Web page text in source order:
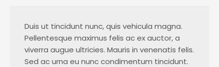
Duis ut tincidunt nunc, quis vehicula magna.
Pellentesque maximus felis ac ex auctor, a
viverra augue ultricies. Mauris in venenatis felis.
Sed ac urna eu nunc condimentum tincidunt.